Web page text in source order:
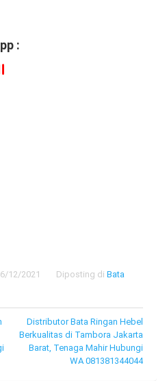
:
12/2021 Diposting di Bata
Distributor Bata Ringan Hebel
Berkualitas di Tambora Jakarta
Barat, Tenaga Mahir Hubungi
WA 081381344044